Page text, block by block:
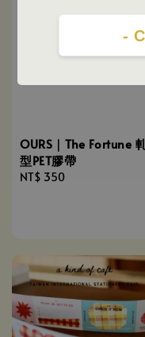
-
OURS｜The Fortune
型PET膠帶
Regular
NT$ 350